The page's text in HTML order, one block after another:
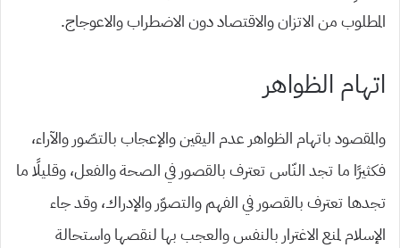
المطلوب من الاتزان والاقتصاد دون الاضطراب والاعوجاج.
اتهام الظواهر
والمقصود باتهام الظواهر عدم اليقين والإعجاب بالتصّور والآراء،
فكثيرًا ما تجد النّاس تعترف بالقصور في الصحة والفعل، وقليلًا ما
تجدها تعترف بالقصور في الفهم والتصوّر والإدراك، وقد جاء
الإسلام لمنع الاغترار بالنفس والعجب بها لنقصها واستحالة